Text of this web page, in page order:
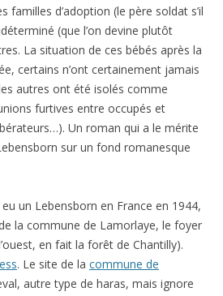
familles d’adoption (le père soldat s’il
(que l’on devine plutôt
La situation de ces bébés après la
certains n’ont certainement jamais
autres ont été isolés comme
furtives entre occupés et
Un roman qui a le mérite
sur un fond romanesque
un Lebensborn en France en 1944,
la commune de Lamorlaye, le foyer
en fait la forêt de Chantilly).
. Le site de la commune de
autre type de haras, mais ignore